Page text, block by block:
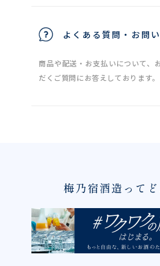
よくある質問・お問
商品や配送・お支払いについて、
だくご質問にお答えしております。
梅乃宿酒造って